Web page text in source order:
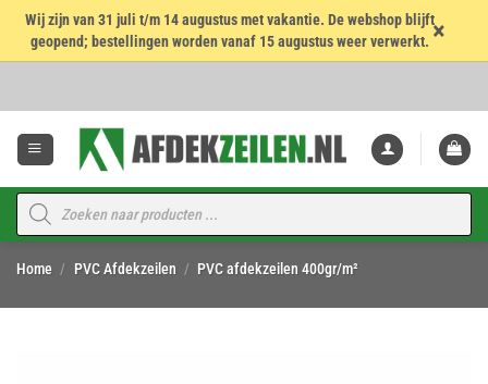
Wij zijn van 31 juli t/m 14 augustus met vakantie. De webshop blijft
geopend; bestellingen worden vanaf 15 augustus weer verwerkt. ×
Producten
zoeken
Home / PVC Afdekzeilen / PVC afdekzeilen 400gr/m²